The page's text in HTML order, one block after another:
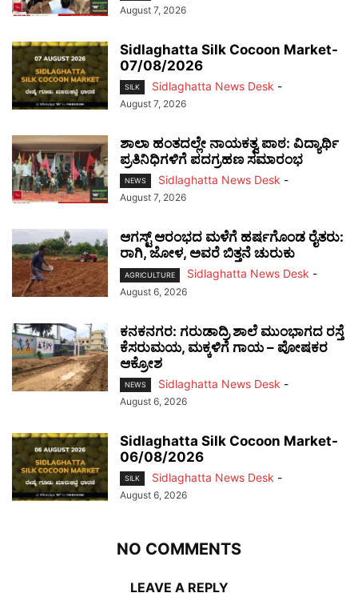
August 7, 2026
Sidlaghatta Silk Cocoon Market-
07/08/2026
SILK Sidlaghatta News Desk -
August 7, 2026
ಶಾಲಾ ಹಂತದಲ್ಲೇ ನಾಯಕತ್ವ ಪಾಠ: ವಿದ್ಯಾರ್ಥಿ
ಪ್ರತಿನಿಧಿಗಳಿಗೆ ಪದಗ್ರಹಣ ಸಮಾರಂಭ
NEWS Sidlaghatta News Desk -
August 7, 2026
ಆಗಸ್ಟ್ ಆರಂಭದ ಮಳೆಗೆ ಹರ್ಷಗೊಂಡ ರೈತರು:
ರಾಗಿ, ಜೋಳ, ಅವರೆ ಬಿತ್ತನೆ ಚುರುಕು
AGRICULTURE Sidlaghatta News Desk -
August 6, 2026
ಕನಕನಗರ: ಗರುಡಾದ್ರಿ ಶಾಲೆ ಮುಂಭಾಗದ ರಸ್ತೆ
ಕೆಸರುಮಯ, ಮಕ್ಕಳಿಗೆ ಗಾಯ – ಪೋಷಕರ
ಆಕ್ರೋಶ
NEWS Sidlaghatta News Desk -
August 6, 2026
Sidlaghatta Silk Cocoon Market-
06/08/2026
SILK Sidlaghatta News Desk -
August 6, 2026
NO COMMENTS
LEAVE A REPLY